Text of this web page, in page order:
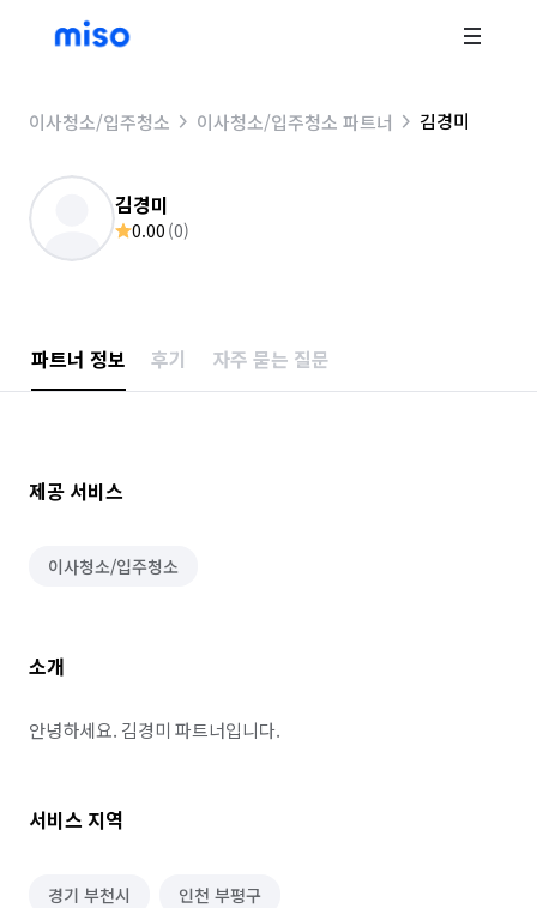
이사청소/입주청소 이사청소/입주청소 파트너 김경미
김경미
0.00 (0)
파트너 정보 후기 자주 묻는 질문
제공 서비스
이사청소/입주청소
소개
안녕하세요. 김경미 파트너입니다.
서비스 지역
경기 부천시 인천 부평구